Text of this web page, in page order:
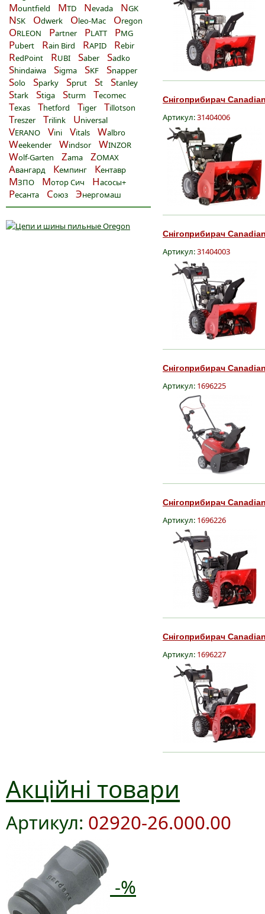
Mountfield MTD Nevada NGK
NSK Odwerk Oleo-Mac Oregon
ORLEON Partner PLATT PMG
Pubert Rain Bird RAPID Rebir
RedPoint RUBI Saber Sadko
Shindaiwa Sigma SKF Snapper
Solo Sparky Sprut St Stanley
Stark Stiga Sturm Tecomec
Texas Thetford Tiger Tillotson
Treszer Trilink Universal
VERANO Vini Vitals Walbro
Weekender Windsor WINZOR
Wolf-Garten Zama ZOMAX
Авангард Кемпинг Кентавр
МЗПО Мотор Сич Насосы+
Ресанта Союз Энергомаш
Снігоприбирач
Артикул:31404006
Снігоприбирач
Артикул:31404003
Снігоприбирач
Артикул: 1696225
Снігоприбирач
Артикул: 1696226
Снігоприбирач
Артикул: 1696227
Акційні товари
Артикул: 02920-26.000.00
-%